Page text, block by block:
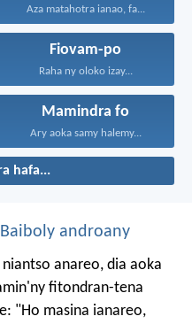
Aza matahotra ianao, fa...
Fiovam-po
Raha ny oloko izay...
Mamindra fo
Ary aoka samy halemy...
hafa...
androany
anareo, dia aoka
fitondran-tena
"Ho masina ianareo,